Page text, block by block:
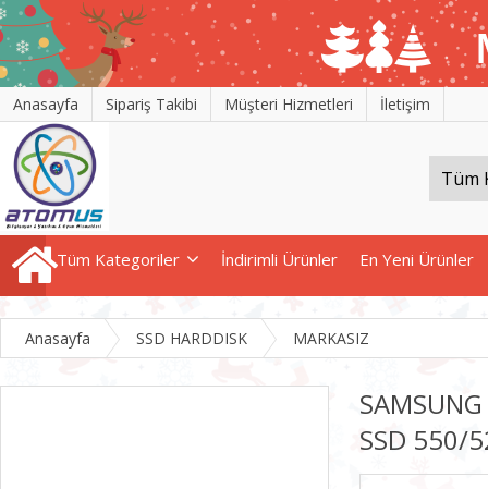
Anasayfa Sipariş Takibi Müşteri Hizmetleri İletişim
Tüm Kategoriler İndirimli Ürünler En Yeni Ürünler
Anasayfa SSD HARDDISK MARKASIZ
SSD 550/